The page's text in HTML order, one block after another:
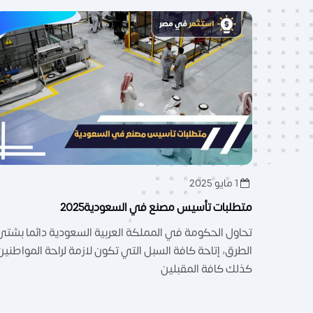
1 مايو 2025
متطلبات تأسيس مصنع في السعودية2025
تحاول الحكومة في المملكة العربية السعودية دائما
الطرق، إتاحة كافة السبل التي تكون لازمة لراحة
كذلك كافة المقبلين